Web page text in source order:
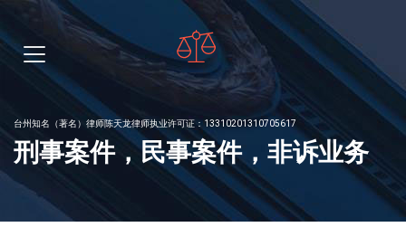
台州知名（著名）律师陈天龙律师执业许可证：13310201310705617
刑事案件，民事案件，非诉业务